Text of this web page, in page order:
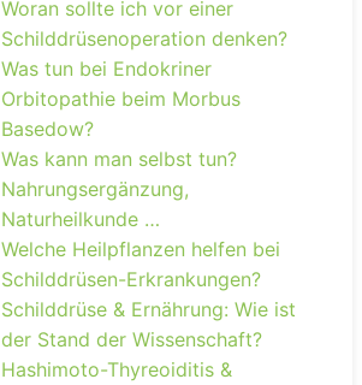
Woran sollte ich vor einer
Schilddrüsenoperation denken?
Was tun bei Endokriner
Orbitopathie beim Morbus
Basedow?
Was kann man selbst tun?
Nahrungsergänzung,
Naturheilkunde …
Welche Heilpflanzen helfen bei
Schilddrüsen-Erkrankungen?
Schilddrüse & Ernährung: Wie ist
der Stand der Wissenschaft?
Hashimoto-Thyreoiditis &